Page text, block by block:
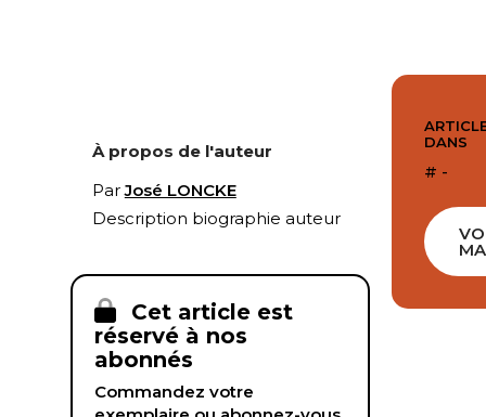
À propos de l'auteur
ParJosé LONCKE
Description biographie auteur
Cet article est
réservé à nos
abonnés
Commandez votre
DANS
# -